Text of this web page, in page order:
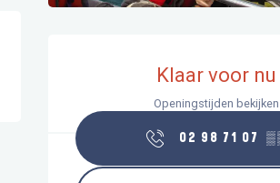
Openingstijden
Klaar voor nu
Openingstijden bekijken
02 98 71 07